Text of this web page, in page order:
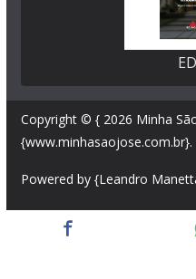
Copyright © { 2026 Minha
{www.minhasaojose.com.br}.
Powered by {Leandro